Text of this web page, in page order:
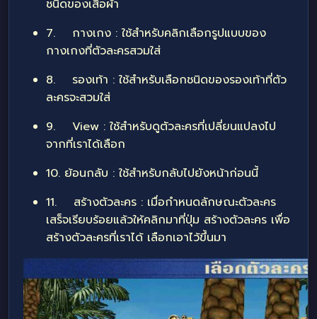
ชนิดของเสื้อผ้า
7. กางเกง : ใช้สำหรับคลิกเลือกรูปแบบของ
กางเกงที่ตัวละครสวมใส่
8. รองเท้า : ใช้สำหรับเลือกชนิดของรองเท้าที่ตัว
ละครจะสวมใส่
9. View : ใช้สำหรับดูตัวละครที่เปลี่ยนแปลงไป
จากที่เราได้เลือก
10. ย้อนกลับ : ใช้สำหรับกลับไปยังหน้าก่อนนี้
11. สร้างตัวละคร : เมื่อกำหนดลักษณะตัวละคร
เสร็จเรียบร้อยแล้วให้คลิกมาที่ปุ่ม สร้างตัวละคร เพื่อ
สร้างตัวละครที่เราได้ เลือกเอาไว้ขึ้นมา